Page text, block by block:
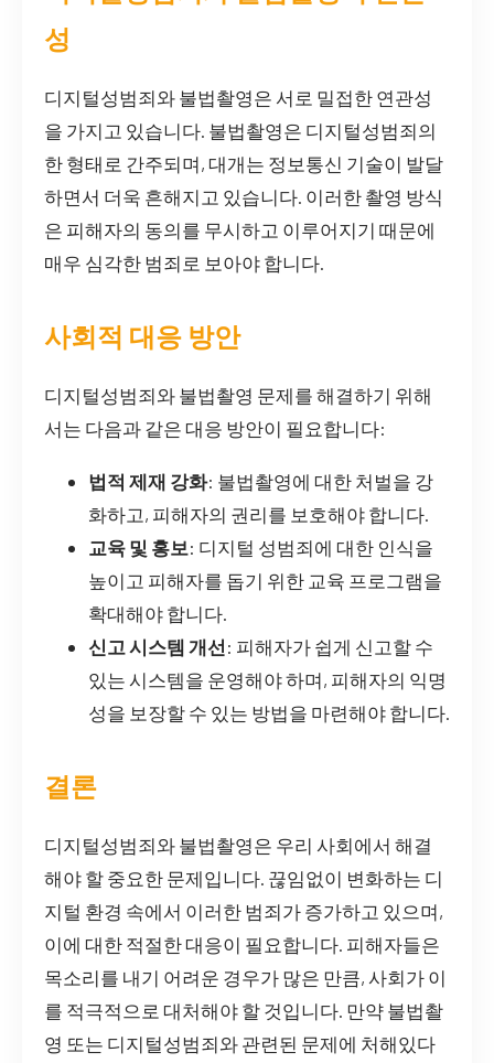
성
디지털성범죄와 불법촬영은 서로 밀접한 연관성
을 가지고 있습니다. 불법촬영은 디지털성범죄의
한 형태로 간주되며, 대개는 정보통신 기술이 발달
하면서 더욱 흔해지고 있습니다. 이러한 촬영 방식
은 피해자의 동의를 무시하고 이루어지기 때문에
매우 심각한 범죄로 보아야 합니다.
사회적 대응 방안
디지털성범죄와 불법촬영 문제를 해결하기 위해
서는 다음과 같은 대응 방안이 필요합니다:
법적 제재 강화: 불법촬영에 대한 처벌을 강
화하고, 피해자의 권리를 보호해야 합니다.
교육 및 홍보 : 디지털 성범죄에 대한 인식을
높이고 피해자를 돕기 위한 교육 프로그램을
확대해야 합니다.
신고 시스템 개선 : 피해자가 쉽게 신고할 수
있는 시스템을 운영해야 하며, 피해자의 익명
성을 보장할 수 있는 방법을 마련해야 합니다.
결론
디지털성범죄와 불법촬영은 우리 사회에서 해결
해야 할 중요한 문제입니다. 끊임없이 변화하는 디
지털 환경 속에서 이러한 범죄가 증가하고 있으며,
이에 대한 적절한 대응이 필요합니다. 피해자들은
목소리를 내기 어려운 경우가 많은 만큼, 사회가 이
를 적극적으로 대처해야 할 것입니다. 만약 불법촬
영 또는 디지털성범죄와 관련된 문제에 처해있다